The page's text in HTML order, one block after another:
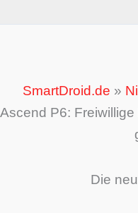
SmartDroid.de »
Ascend P6:
Die